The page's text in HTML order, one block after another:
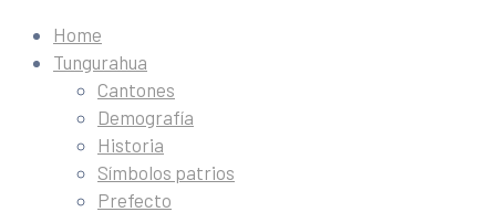
Home
Tungurahua
Cantones
Demografía
Historia
Símbolos patrios
Prefecto